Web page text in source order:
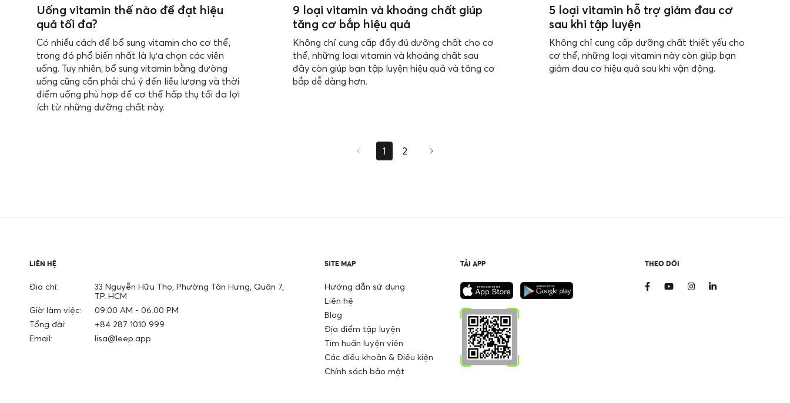
Uống vitamin thế nào để đạt hiệu
quả tối đa?
Có nhiều cách để bổ sung vitamin cho cơ thể,
trong đó phổ biến nhất là lựa chọn các viên
uống. Tuy nhiên, bổ sung vitamin bằng đường
uống cũng cần phải chú ý đến liều lượng và thời
điểm uống phù hợp để cơ thể hấp thụ tối đa lợi
ích từ những dưỡng chất này.
9 loại vitamin và khoáng chất giúp
tăng cơ bắp hiệu quả
Không chỉ cung cấp đầy đủ dưỡng chất cho cơ
thể, những loại vitamin và khoáng chất sau
đây còn giúp bạn tập luyện hiệu quả và tăng cơ
bắp dễ dàng hơn.
5 loại vitamin hỗ trợ giảm đau cơ
sau khi tập luyện
Không chỉ cung cấp dưỡng chất thiết yếu cho
cơ thể, những loại vitamin này còn giúp bạn
giảm đau cơ hiệu quả sau khi vận động.
1 2
LIÊN HỆ
Địa chỉ:
33 Nguyễn Hữu Thọ, Phường Tân Hưng, Quận 7,
TP. HCM
Giờ làm việc:
09.00 AM - 06.00 PM
Tổng đài:
+84 287 1010 999
Email:
lisa@leep.app
SITE MAP
Hướng dẫn sử dụng
Liên hệ
Blog
Địa điểm tập luyện
Tìm huấn luyện viên
Các điều khoản & Điều kiện
Chính sách bảo mật
TẢI APP THEO DÕI